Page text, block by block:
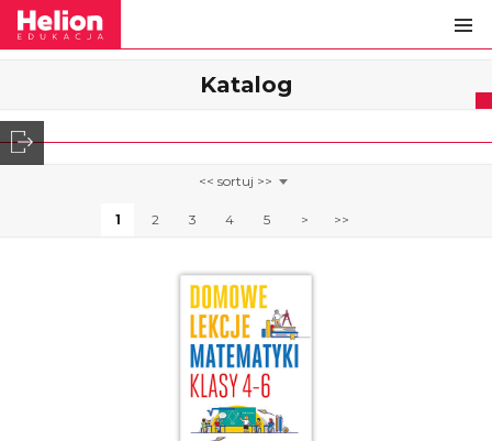
Katalog
1 2 3 4 5 > >>